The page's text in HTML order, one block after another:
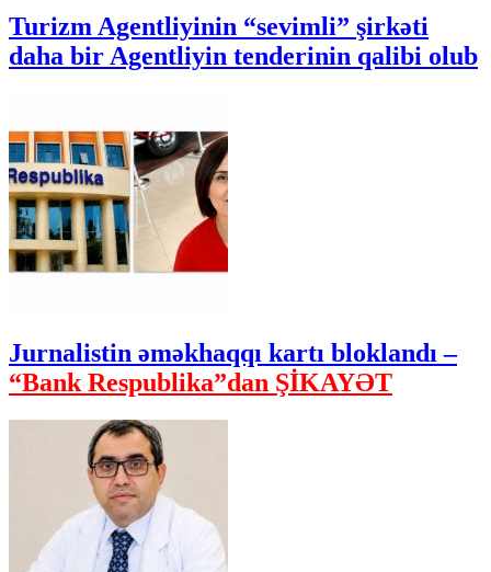
Turizm Agentliyinin “sevimli” şirkəti
daha bir Agentliyin tenderinin qalibi olub
Jurnalistin əməkhaqqı kartı bloklandı –
“Bank Respublika”dan ŞİKAYƏT